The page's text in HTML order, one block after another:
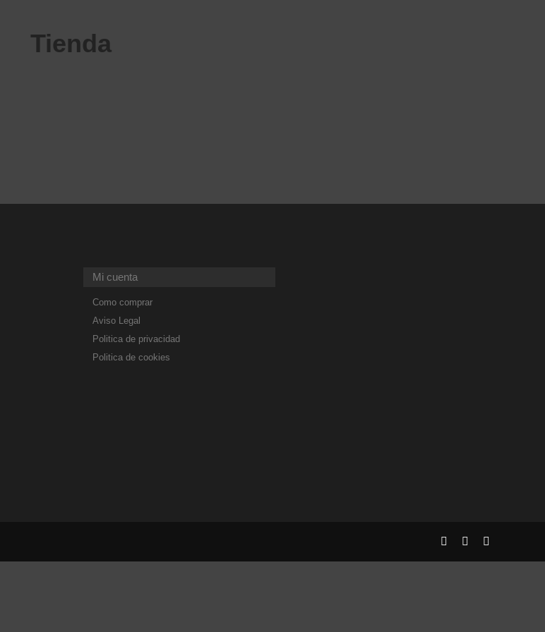
Tienda
Mi cuenta
Como comprar
Aviso Legal
Politica de privacidad
Politica de cookies